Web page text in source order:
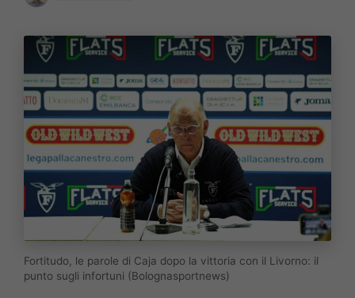
Fortitudo, le parole di Caja dopo la vittoria con il Livorno: il
punto sugli infortuni (Bolognasportnews)